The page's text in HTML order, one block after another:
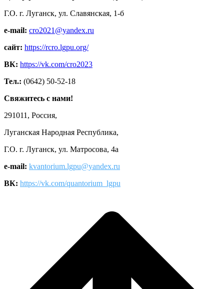
Г.О. г. Луганск, ул. Славянская, 1-б
e-mail: cro2021@yandex.ru
сайт: https://rcro.lgpu.org/
ВК: https://vk.com/cro2023
Тел.: (0642) 50-52-18
Свяжитесь с нами!
291011, Россия,
Луганская Народная Республика,
Г.О. г. Луганск, ул. Матросова, 4а
e-mail: kvantorium.lgpu@yandex.ru
ВК: https://vk.com/quantorium_lgpu